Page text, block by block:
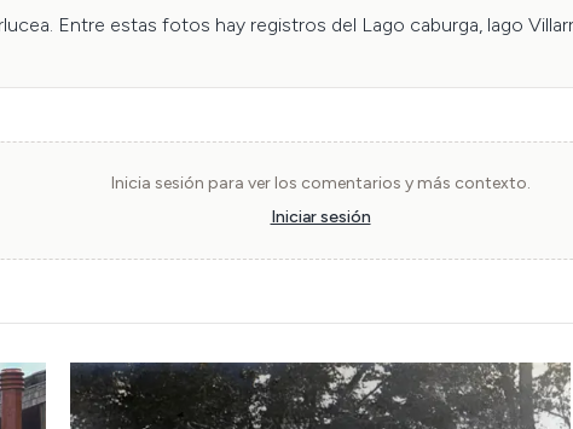
Entre estas fotos hay registros del Lago caburga, lago
Inicia sesión para ver los comentarios y más contexto.
Iniciar sesión